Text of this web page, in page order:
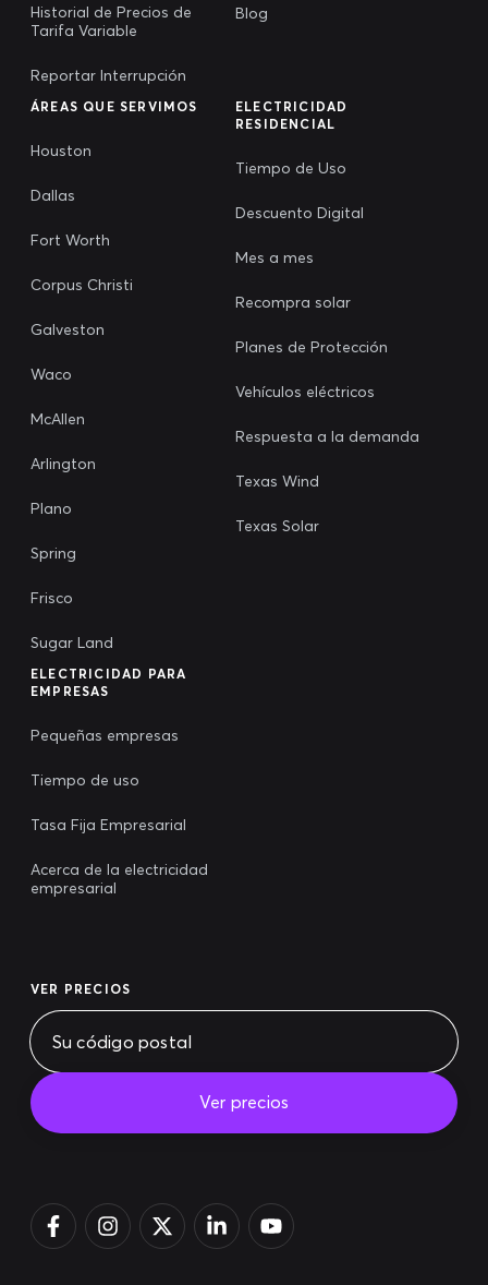
Historial de Precios de
Tarifa Variable
Reportar Interrupción
Blog
ÁREAS QUE SERVIMOS
Houston
Dallas
Fort Worth
Corpus Christi
Galveston
Waco
McAllen
Arlington
Plano
Spring
Frisco
Sugar Land
ELECTRICIDAD
RESIDENCIAL
Tiempo de Uso
Descuento Digital
Mes a mes
Recompra solar
Planes de Protección
Vehículos eléctricos
Respuesta a la demanda
Texas Wind
Texas Solar
ELECTRICIDAD PARA
EMPRESAS
Pequeñas empresas
Tiempo de uso
Tasa Fija Empresarial
Acerca de la electricidad
empresarial
VER PRECIOS
Ver precios